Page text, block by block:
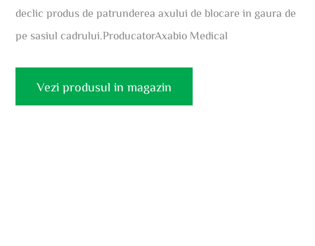
declic produs de patrunderea axului de blocare in gaura de
pe sasiul cadrului.ProducatorAxabio Medical
Vezi produsul in magazin